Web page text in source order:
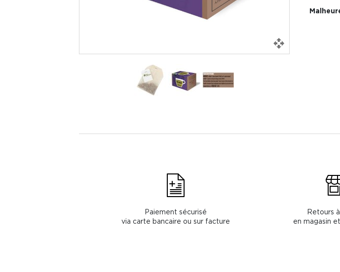
Paiement sécurisé
via carte bancaire ou sur facture
Retours
en magasin